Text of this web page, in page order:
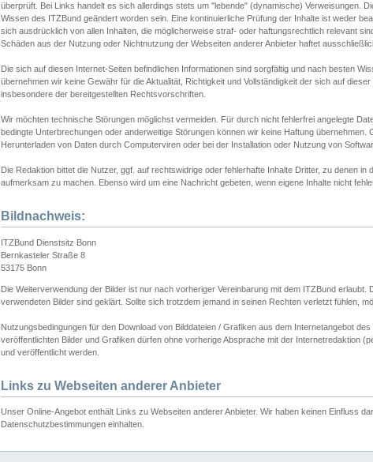
überprüft. Bei Links handelt es sich allerdings stets um "lebende" (dynamische) Verweisungen.
Wissen des ITZBund geändert worden sein. Eine kontinuierliche Prüfung der Inhalte ist weder
sich ausdrücklich von allen Inhalten, die möglicherweise straf- oder haftungsrechtlich relevant
Schäden aus der Nutzung oder Nichtnutzung der Webseiten anderer Anbieter haftet
Die sich auf diesen Internet-Seiten befindlichen Informationen sind sorgfältig und nach besten
übernehmen wir keine Gewähr für die Aktualität, Richtigkeit und Vollständigkeit der sich auf
insbesondere der bereitgestellten Rechtsvorschriften.
Wir möchten technische Störungen möglichst vermeiden. Für durch nicht fehlerfrei angelegte
bedingte Unterbrechungen oder anderweitige Störungen können wir keine Haftung übernehmen.
Herunterladen von Daten durch Computerviren oder bei der Installation oder Nutzung von
Die Redaktion bittet die Nutzer, ggf. auf rechtswidrige oder fehlerhafte Inhalte Dritter, zu denen
aufmerksam zu machen. Ebenso wird um eine Nachricht gebeten, wenn eigene Inhalte nicht
Bildnachweis:
ITZBund Dienstsitz Bonn
Bernkasteler Straße 8
53175 Bonn
Die Weiterverwendung der Bilder ist nur nach vorheriger Vereinbarung mit dem ITZBund erlaubt.
verwendeten Bilder sind geklärt. Sollte sich trotzdem jemand in seinen Rechten verletzt fühlen,
Nutzungsbedingungen für den Download von Bilddateien / Grafiken aus dem Internetangebot
veröffentlichten Bilder und Grafiken dürfen ohne vorherige Absprache mit der Internetredaktion
und veröffentlicht werden.
Links zu Webseiten anderer Anbieter
Unser Online-Angebot enthält Links zu Webseiten anderer Anbieter. Wir haben keinen Einfluss
Datenschutzbestimmungen einhalten.